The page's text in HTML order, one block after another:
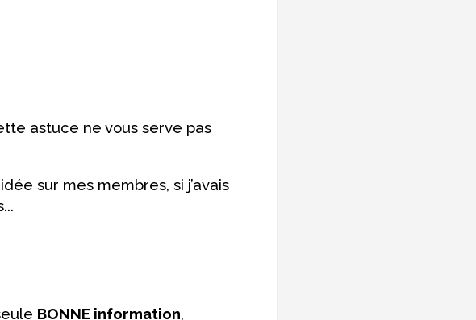
astuce ne vous serve pas
sur mes membres, si j’avais
BONNE information,